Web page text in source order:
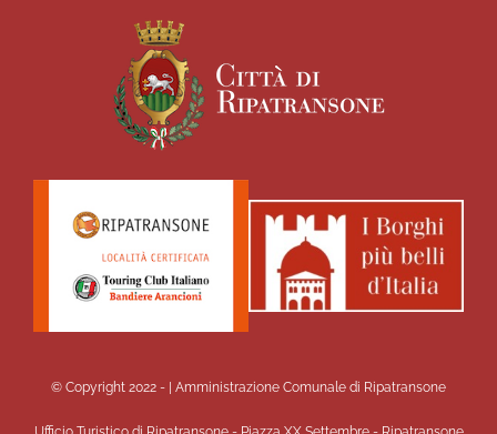
© Copyright 2022 - | Amministrazione Comunale di Ripatransone